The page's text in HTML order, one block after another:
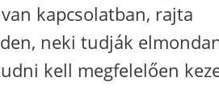
kapcsolatban, rajta
neki tudják
kell megfelelően